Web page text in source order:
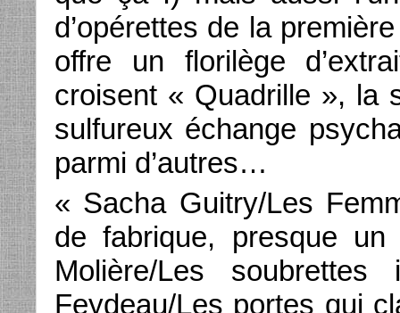
d’opérettes de la
offre un florilège
croisent « Quadrille », la
sulfureux échange
parmi d’autres…
« Sacha Guitry/Les
de fabrique, presque
Molière/Les
Feydeau/Les portes qui